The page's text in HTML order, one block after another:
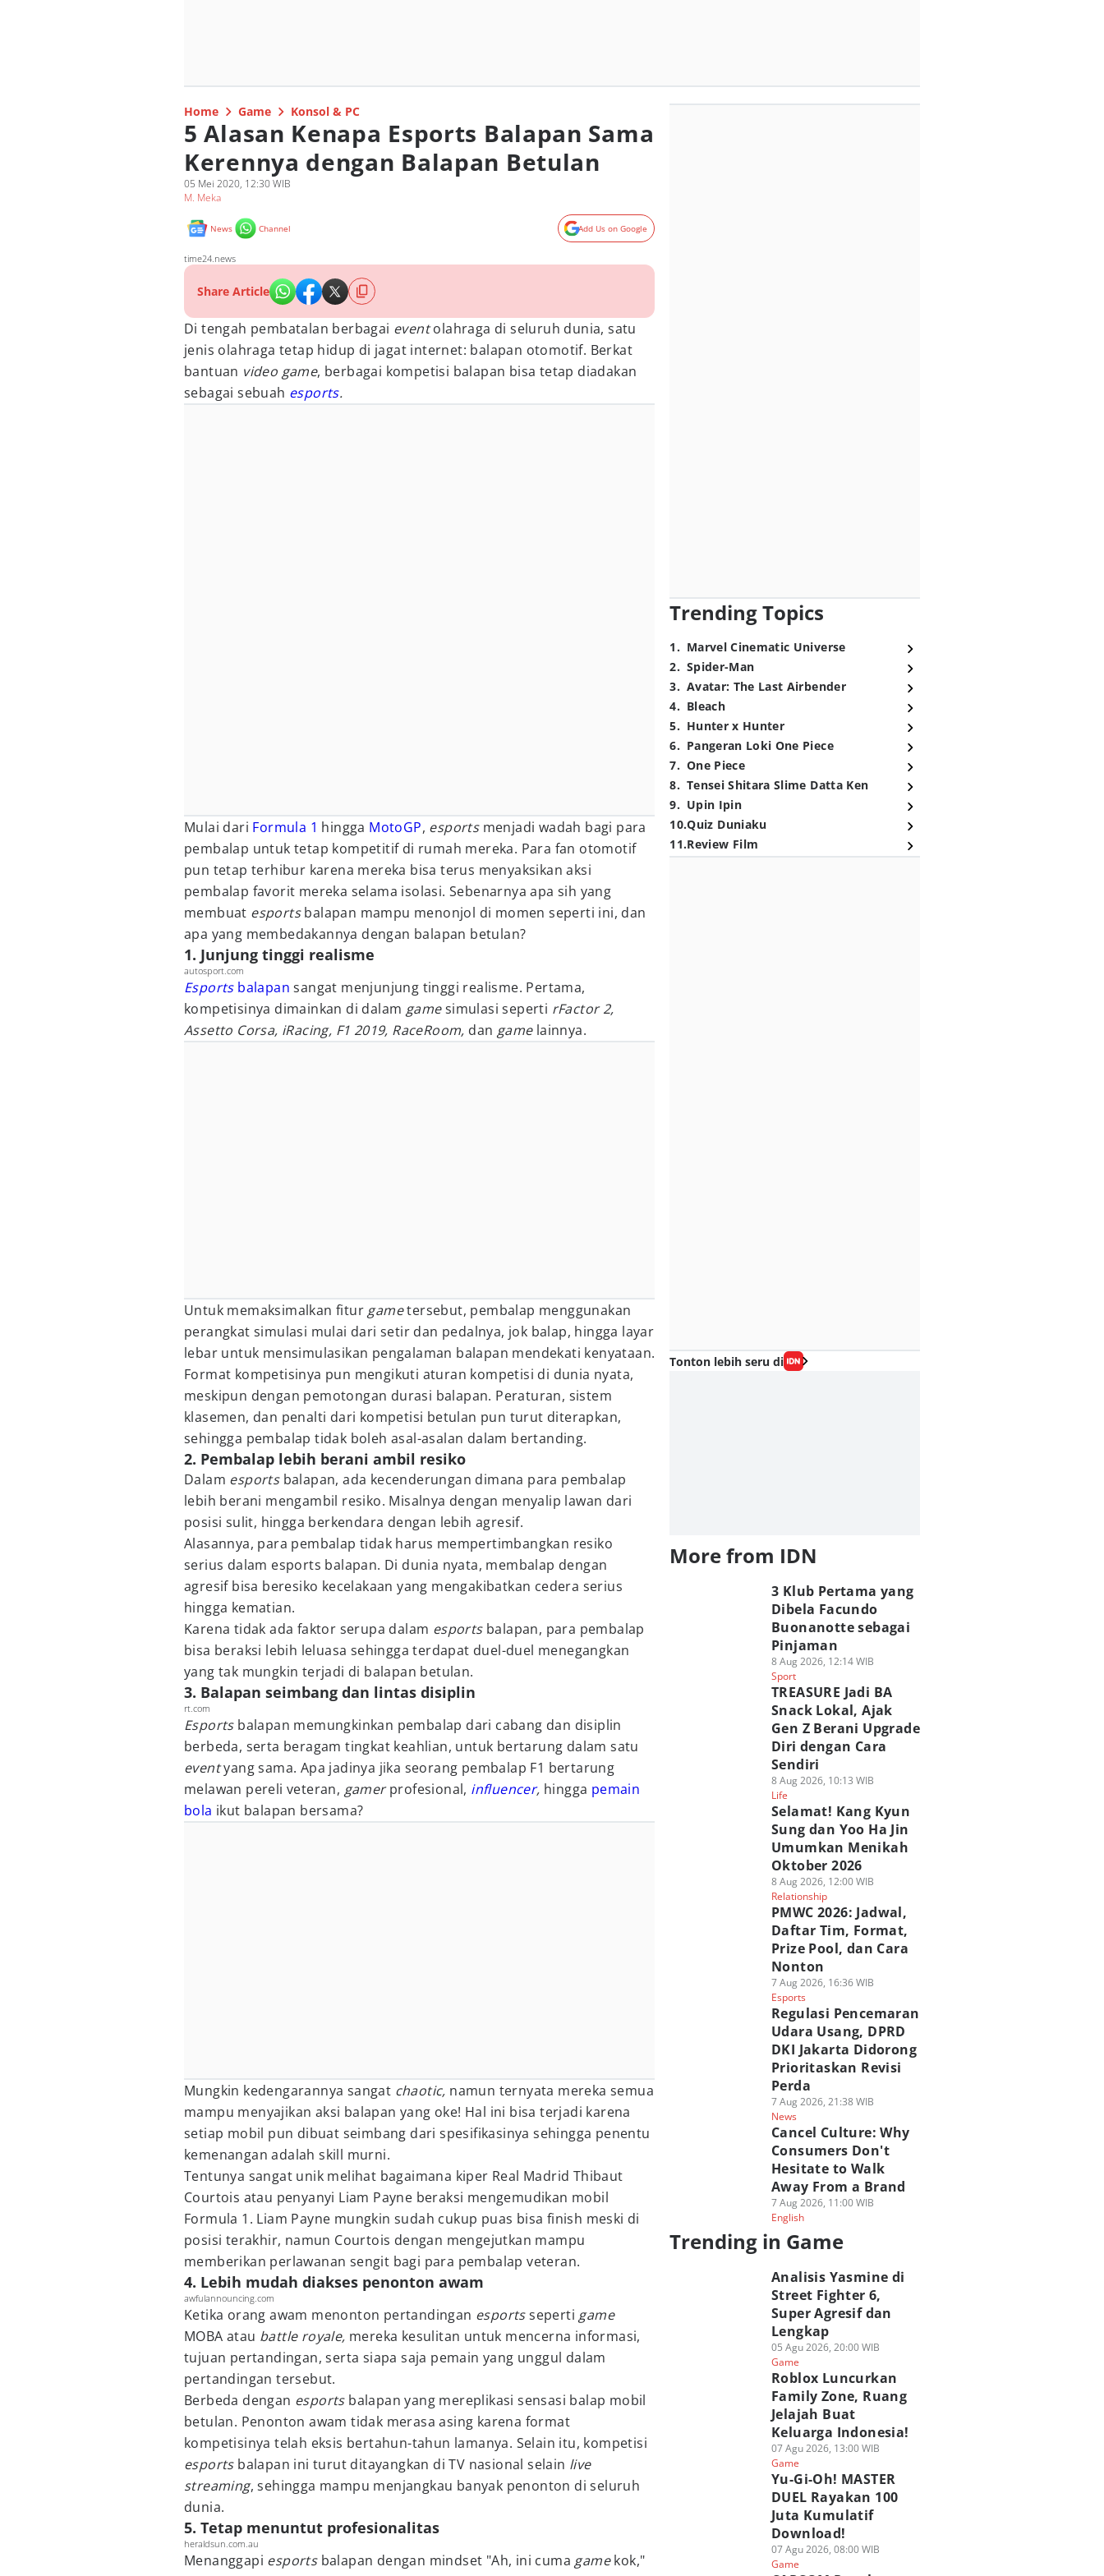
Home Game Konsol & PC
5 Alasan Kenapa Esports Balapan Sama
Kerennya dengan Balapan Betulan
05 Mei 2020, 12:30 WIB
M. Meka
News Channel Add Us on Google
time24.news
Share Article
Di tengah pembatalan berbagai eventolahraga di seluruh dunia, satu
jenis olahraga tetap hidup di jagat internet: balapan otomotif. Berkat
bantuan video game, berbagai kompetisi balapan bisa tetap diadakan
sebagai sebuah esports.
Mulai dari Formula 1 hingga MotoGP, esportsmenjadi wadah bagi para
pembalap untuk tetap kompetitif di rumah mereka. Para fan otomotif
pun tetap terhibur karena mereka bisa terus menyaksikan aksi
pembalap favorit mereka selama isolasi. Sebenarnya apa sih yang
membuat esportsbalapan mampu menonjol di momen seperti ini, dan
apa yang membedakannya dengan balapan betulan?
1. Junjung tinggi realisme
autosport.com
Esportsbalapan sangat menjunjung tinggi realisme. Pertama,
kompetisinya dimainkan di dalam gamesimulasi seperti rFactor 2,
Assetto Corsa, iRacing, F1 2019, RaceRoom, dan gamelainnya.
Untuk memaksimalkan fitur gametersebut, pembalap menggunakan
perangkat simulasi mulai dari setir dan pedalnya, jok balap, hingga layar
lebar untuk mensimulasikan pengalaman balapan mendekati kenyataan.
Format kompetisinya pun mengikuti aturan kompetisi di dunia nyata,
meskipun dengan pemotongan durasi balapan. Peraturan, sistem
klasemen, dan penalti dari kompetisi betulan pun turut diterapkan,
sehingga pembalap tidak boleh asal-asalan dalam bertanding.
2. Pembalap lebih berani ambil resiko
Dalam esportsbalapan, ada kecenderungan dimana para pembalap
lebih berani mengambil resiko. Misalnya dengan menyalip lawan dari
posisi sulit, hingga berkendara dengan lebih agresif.
Alasannya, para pembalap tidak harus mempertimbangkan resiko
serius dalam esports balapan. Di dunia nyata, membalap dengan
agresif bisa beresiko kecelakaan yang mengakibatkan cedera serius
hingga kematian.
Karena tidak ada faktor serupa dalam esportsbalapan, para pembalap
bisa beraksi lebih leluasa sehingga terdapat duel-duel menegangkan
yang tak mungkin terjadi di balapan betulan.
3. Balapan seimbang dan lintas disiplin
rt.com
Esportsbalapan memungkinkan pembalap dari cabang dan disiplin
berbeda, serta beragam tingkat keahlian, untuk bertarung dalam satu
eventyang sama. Apa jadinya jika seorang pembalap F1 bertarung
melawan pereli veteran, gamerprofesional, influencer, hingga pemain
bola ikut balapan bersama?
Mungkin kedengarannya sangat chaotic, namun ternyata mereka semua
mampu menyajikan aksi balapan yang oke! Hal ini bisa terjadi karena
setiap mobil pun dibuat seimbang dari spesifikasinya sehingga penentu
kemenangan adalah skill murni.
Tentunya sangat unik melihat bagaimana kiper Real Madrid Thibaut
Courtois atau penyanyi Liam Payne beraksi mengemudikan mobil
Formula 1. Liam Payne mungkin sudah cukup puas bisa finish meski di
posisi terakhir, namun Courtois dengan mengejutkan mampu
memberikan perlawanan sengit bagi para pembalap veteran.
4. Lebih mudah diakses penonton awam
awfulannouncing.com
Ketika orang awam menonton pertandingan esportsseperti game
MOBA atau battle royale, mereka kesulitan untuk mencerna informasi,
tujuan pertandingan, serta siapa saja pemain yang unggul dalam
pertandingan tersebut.
Berbeda dengan esportsbalapan yang mereplikasi sensasi balap mobil
betulan. Penonton awam tidak merasa asing karena format
kompetisinya telah eksis bertahun-tahun lamanya. Selain itu, kompetisi
esportsbalapan ini turut ditayangkan di TV nasional selain live
streaming, sehingga mampu menjangkau banyak penonton di seluruh
dunia.
5. Tetap menuntut profesionalitas
heraldsun.com.au
Menanggapi esportsbalapan dengan mindset "Ah, ini cuma gamekok,"
Trending Topics
1. Marvel Cinematic Universe
2. Spider-Man
3. Avatar: The Last Airbender
4. Bleach
5. Hunter x Hunter
6. Pangeran Loki One Piece
7. One Piece
8. Tensei Shitara Slime Datta Ken
9. Upin Ipin
10.Quiz Duniaku
11.Review Film
Tonton lebih seru di
More from IDN
3 Klub Pertama yang
Dibela Facundo
Buonanotte sebagai
Pinjaman
8 Aug 2026, 12:14 WIB
Sport
TREASURE Jadi BA
Snack Lokal, Ajak
Gen Z Berani Upgrade
Diri dengan Cara
Sendiri
8 Aug 2026, 10:13 WIB
Life
Selamat! Kang Kyun
Sung dan Yoo Ha Jin
Umumkan Menikah
Oktober 2026
8 Aug 2026, 12:00 WIB
Relationship
PMWC 2026: Jadwal,
Daftar Tim, Format,
Prize Pool, dan Cara
Nonton
7 Aug 2026, 16:36 WIB
Esports
Regulasi Pencemaran
Udara Usang, DPRD
DKI Jakarta Didorong
Prioritaskan Revisi
Perda
7 Aug 2026, 21:38 WIB
News
Cancel Culture: Why
Consumers Don't
Hesitate to Walk
Away From a Brand
7 Aug 2026, 11:00 WIB
English
Trending in Game
Analisis Yasmine di
Street Fighter 6,
Super Agresif dan
Lengkap
05 Agu 2026, 20:00 WIB
Game
Roblox Luncurkan
Family Zone, Ruang
Jelajah Buat
Keluarga Indonesia!
07 Agu 2026, 13:00 WIB
Game
Yu-Gi-Oh! MASTER
DUEL Rayakan 100
Juta Kumulatif
Download!
07 Agu 2026, 08:00 WIB
Game